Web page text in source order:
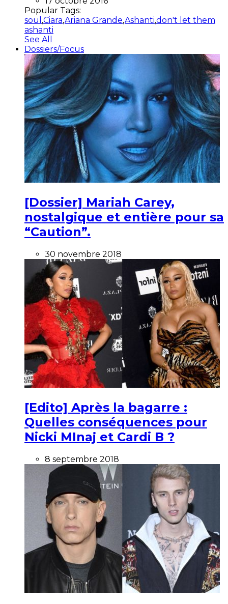
Popular Tags:
soul ,Ciara,Ariana Grande,Ashanti,don't let them
ashanti
See All
Dossiers/Focus
[Dossier] Mariah Carey,
nostalgique et entière pour sa
“Caution”.
30 novembre 2018
[Edito] Après la bagarre :
Quelles conséquences pour
Nicki MInaj et Cardi B ?
8 septembre 2018